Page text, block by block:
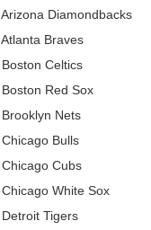
Arizona Diamondbacks
Atlanta Braves
Boston Celtics
Boston Red Sox
Brooklyn Nets
Chicago Bulls
Chicago Cubs
Chicago White Sox
Detroit Tigers